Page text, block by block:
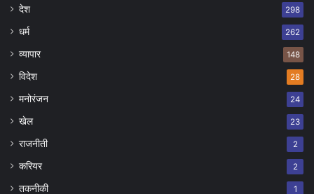
देश 298
धर्म 262
व्यापार 148
विदेश 28
मनोरंजन 24
खेल 23
राजनीती 2
करियर 2
तकनीकी 1